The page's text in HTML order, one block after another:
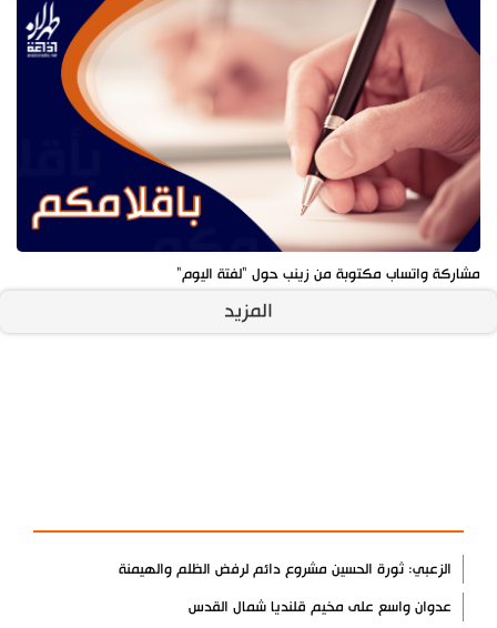
مشاركة واتساب مكتوبة من زينب حول "لفتة اليوم"
المزيد
الزعبي: ثورة الحسين مشروع دائم لرفض الظلم والهيمنة
عدوان واسع على مخيم قلنديا شمال القدس